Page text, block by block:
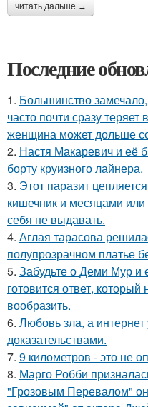
читать дальше →
Последние
1. Большинство
часто почти сразу теряет
женщина может дольше
2. Настя Макаревич и её
борту круизного лайнера.
3. Этот паразит
кишечник и месяцами
себя не выдавать.
4. Аглая тарасова
полупрозрачном платье
5. Забудьте о Деми Мур и
готовится ответ,
вообразить.
6. Любовь зла, а
доказательствами.
7. 9 километров - это не
8. Марго Робби
"Грозовым Перевалом"